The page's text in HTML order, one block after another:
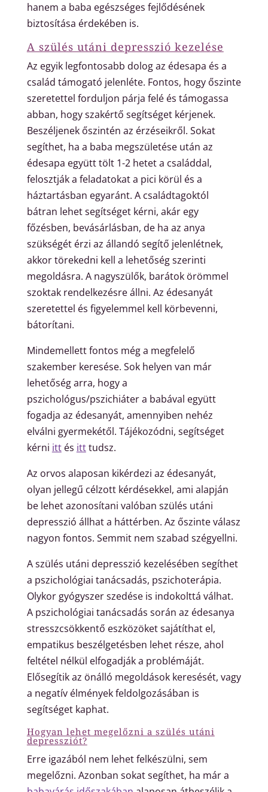
hanem a baba egészséges fejlődésének
biztosítása érdekében is.
A szülés utáni depresszió kezelése
Az egyik legfontosabb dolog az édesapa és a
család támogató jelenléte. Fontos, hogy őszinte
szeretettel forduljon párja felé és támogassa
abban, hogy szakértő segítséget kérjenek.
Beszéljenek őszintén az érzéseikről. Sokat
segíthet, ha a baba megszületése után az
édesapa együtt tölt 1-2 hetet a családdal,
felosztják a feladatokat a pici körül és a
háztartásban egyaránt. A családtagoktól
bátran lehet segítséget kérni, akár egy
főzésben, bevásárlásban, de ha az anya
szükségét érzi az állandó segítő jelenlétnek,
akkor törekedni kell a lehetőség szerinti
megoldásra. A nagyszülők, barátok örömmel
szoktak rendelkezésre állni. Az édesanyát
szeretettel és figyelemmel kell körbevenni,
bátorítani.
Mindemellett fontos még a megfelelő
szakember keresése. Sok helyen van már
lehetőség arra, hogy a
pszichológus/pszichiáter a babával együtt
fogadja az édesanyát, amennyiben nehéz
elválni gyermekétől. Tájékozódni, segítséget
kérni ittés itttudsz.
Az orvos alaposan kikérdezi az édesanyát,
olyan jellegű célzott kérdésekkel, ami alapján
be lehet azonosítani valóban szülés utáni
depresszió állhat a háttérben. Az őszinte válasz
nagyon fontos. Semmit nem szabad szégyellni.
A szülés utáni depresszió kezelésében segíthet
a pszichológiai tanácsadás, pszichoterápia.
Olykor gyógyszer szedése is indokolttá válhat.
A pszichológiai tanácsadás során az édesanya
stresszcsökkentő eszközöket sajátíthat el,
empatikus beszélgetésben lehet része, ahol
feltétel nélkül elfogadják a problémáját.
Elősegítik az önálló megoldások keresését, vagy
a negatív élmények feldolgozásában is
segítséget kaphat.
Hogyan lehet megelőzni a szülés utáni
depressziót?
Erre igazából nem lehet felkészülni, sem
megelőzni. Azonban sokat segíthet, ha már a